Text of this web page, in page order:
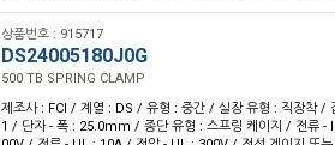
상품번호 : 915717
DS24005180J0G
500 TB SPRING CLAMP
제조사 : FCI / 계열 : DS / 유형 : 중간 / 실장 유형 : 직장착 /
1 / 단자 - 폭 : 25.0mm / 종단 유형 : 스프링 케이지 / 전류 -